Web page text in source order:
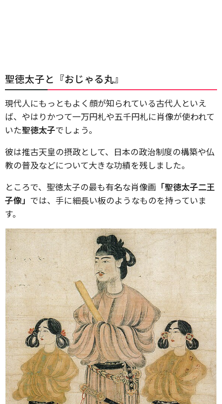
聖徳太子と『おじゃる丸』
現代人にもっともよく顔が知られている古代人といえ
ば、やはりかつて一万円札や五千円札に肖像が使われて
いた聖徳太子でしょう。
彼は推古天皇の摂政として、日本の政治制度の構築や仏
教の普及などについて大きな功績を残しました。
ところで、聖徳太子の最も有名な肖像画 「聖徳太子二王
子像」 では、手に細長い板のようなものを持っていま
す。